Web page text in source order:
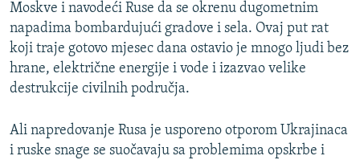
Moskve i navodeći Ruse da se okrenu dugometnim
napadima bombardujući gradove i sela. Ovaj put rat
koji traje gotovo mjesec dana ostavio je mnogo ljudi bez
hrane, električne energije i vode i izazvao velike
destrukcije civilnih područja.
Ali napredovanje Rusa je usporeno otporom Ukrajinaca
i ruske snage se suočavaju sa problemima opskrbe i